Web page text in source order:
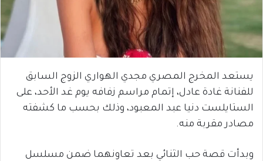
يستعد المخرج المصري مجدي الهواري الزوج السابق
للفنانة غادة عادل، إتمام مراسم زفافه يوم غد الأحد، على
الستايلست دنيا عبد المعبود، وذلك بحسب ما كشفته
مصادر مقربة منه.
وبدأت قصة حب الثنائي بعد تعاونهما ضمن مسلسل